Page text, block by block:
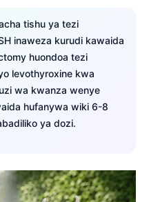
tishu ya tezi
inaweza kurudi kawaida
huondoa tezi
levothyroxine kwa
wa kwanza wenye
hufanywa wiki 6-8
ya dozi.